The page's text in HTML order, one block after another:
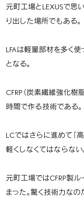
元町工場とLEXUSで思
り出した場所でもある。
LFAは軽量部材を多く
となる。
CFRP（炭素繊維強化樹
時間で作る技術である。
LCではさらに進めて「
軽くしなくてはならない
元町工場ではCFRP製ル
まった。驚く技術力なの